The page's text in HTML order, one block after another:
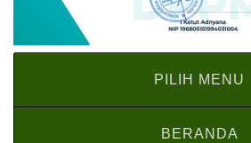
PILIH MENU
BERANDA